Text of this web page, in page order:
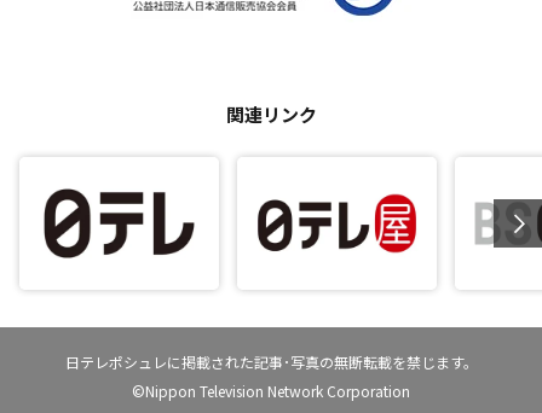
関連リンク
日テレポシュレに掲載された記事･写真の無断転載を禁じます。
©Nippon Television Network Corporation